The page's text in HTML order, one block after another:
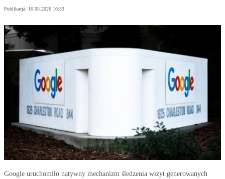
Publikacja: 16.05.2026 16:53
Google uruchomiło natywny mechanizm śledzenia wizyt generowanych